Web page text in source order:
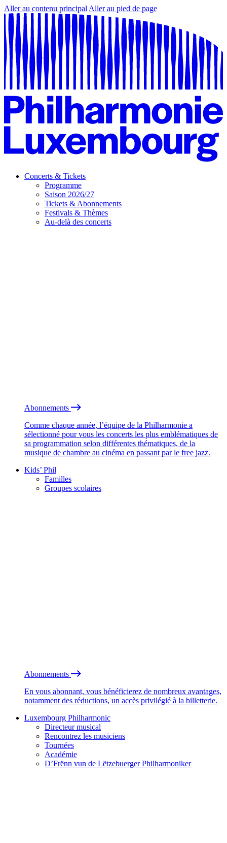
Aller au contenu principal Aller au pied de page
Concerts & Tickets
Programme
Saison 2026/27
Tickets & Abonnements
Festivals & Thèmes
Au-delà des concerts
Abonnements
Comme chaque année, l’équipe de la Philharmonie a
sélectionné pour vous les concerts les plus emblématiques de
sa programmation selon différentes thématiques, de la
musique de chambre au cinéma en passant par le free jazz.
Kids’ Phil
Familles
Groupes scolaires
Abonnements
En vous abonnant, vous bénéficierez de nombreux avantages,
notamment des réductions, un accès privilégié à la billetterie.
Luxembourg Philharmonic
Directeur musical
Rencontrez les musiciens
Tournées
Académie
D’Frënn vun de Lëtzebuerger Philharmoniker